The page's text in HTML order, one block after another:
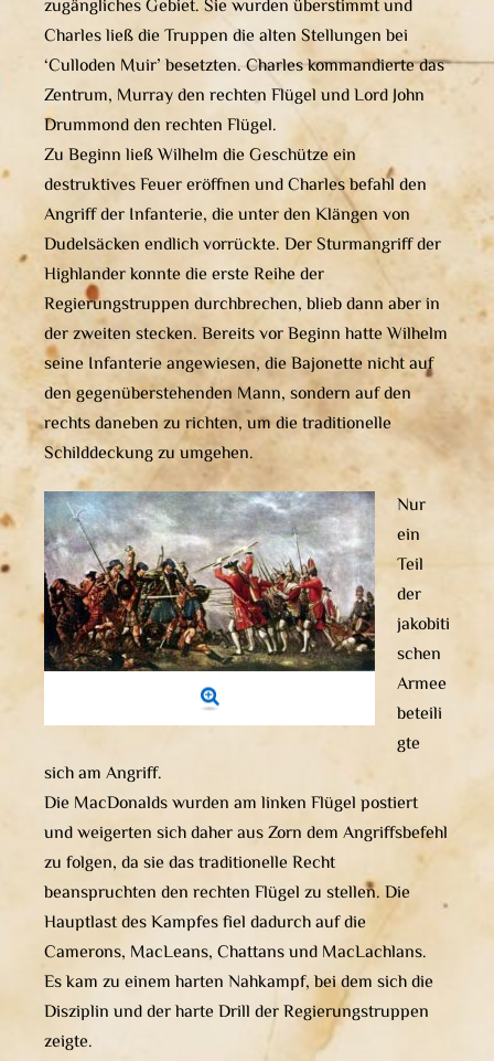
zugängliches Gebiet. Sie wurden überstimmt und
Charles ließ die Truppen die alten Stellungen bei
‘Culloden Muir’ besetzten. Charles kommandierte das
Zentrum, Murray den rechten Flügel und Lord John
Drummond den rechten Flügel.
Zu Beginn ließ Wilhelm die Geschütze ein
destruktives Feuer eröffnen und Charles befahl den
Angriff der Infanterie, die unter den Klängen von
Dudelsäcken endlich vorrückte. Der Sturmangriff der
Highlander konnte die erste Reihe der
Regierungstruppen durchbrechen, blieb dann aber in
der zweiten stecken. Bereits vor Beginn hatte Wilhelm
seine Infanterie angewiesen, die Bajonette nicht auf
den gegenüberstehenden Mann, sondern auf den
rechts daneben zu richten, um die traditionelle
Schilddeckung zu umgehen.
Nur
ein
Teil
der
jakobiti
schen
Armee
beteili
gte
sich am Angriff.
Die MacDonalds wurden am linken Flügel postiert
und weigerten sich daher aus Zorn dem Angriffsbefehl
zu folgen, da sie das traditionelle Recht
beanspruchten den rechten Flügel zu stellen. Die
Hauptlast des Kampfes fiel dadurch auf die
Camerons, MacLeans, Chattans und MacLachlans.
Es kam zu einem harten Nahkampf, bei dem sich die
Disziplin und der harte Drill der Regierungstruppen
zeigte.